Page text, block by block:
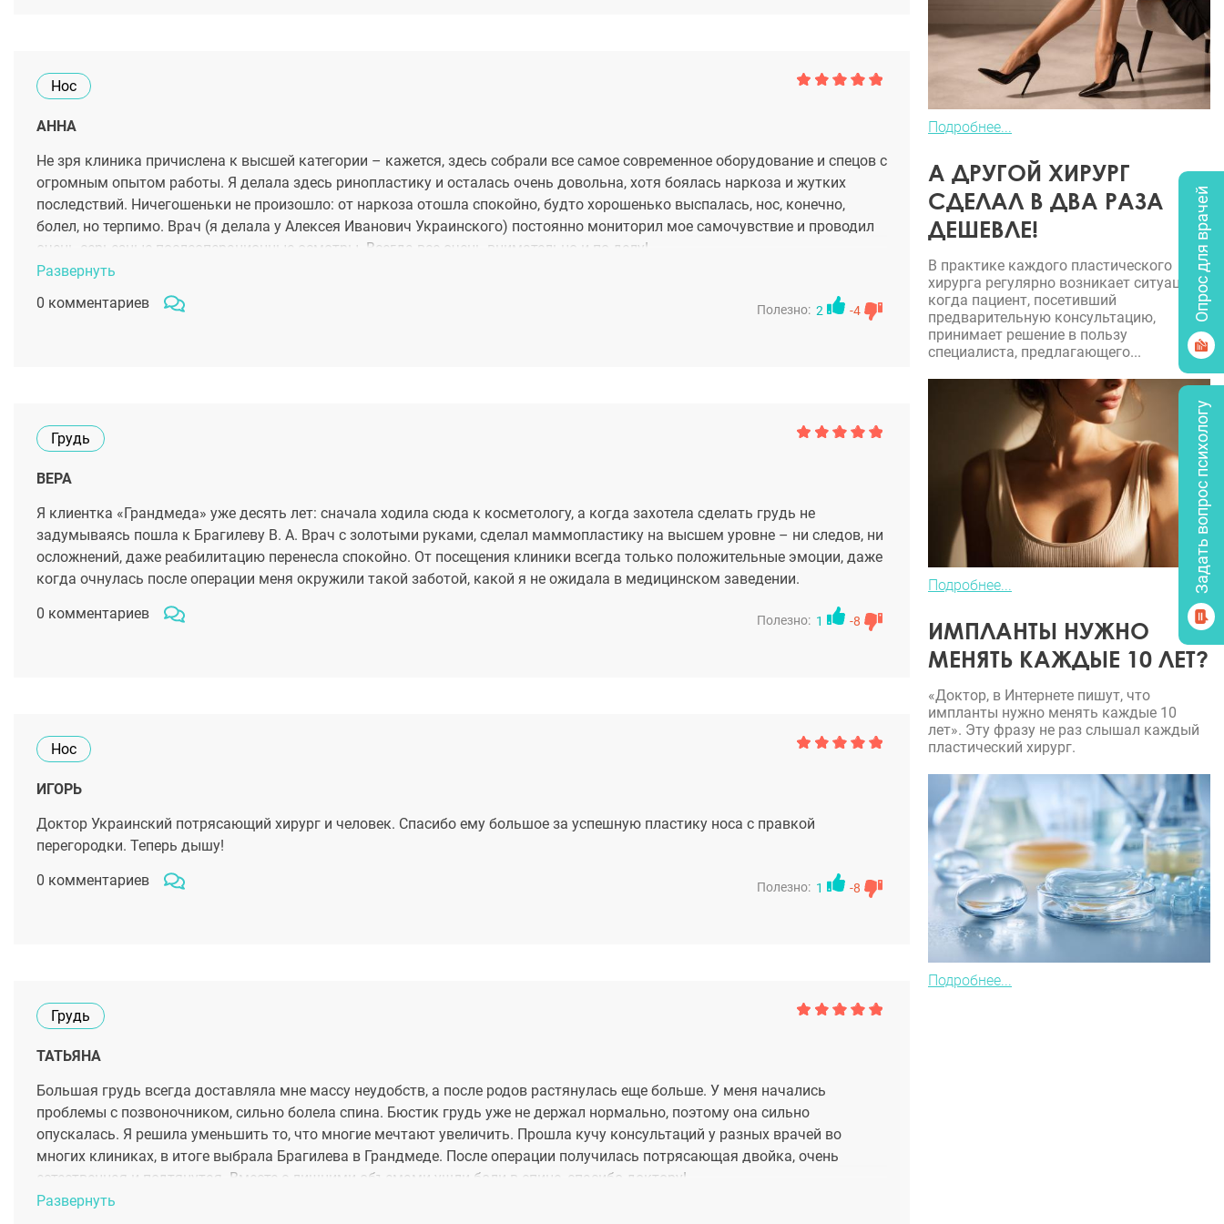
Нос
АННА
Не зря клиника причислена к высшей категории – кажется, здесь собрали все самое современное оборудование и спецов с
огромным опытом работы. Я делала здесь ринопластику и осталась очень довольна, хотя боялась наркоза и жутких
последствий. Ничегошеньки не произошло: от наркоза отошла спокойно, будто хорошенько выспалась, нос, конечно,
болел, но терпимо. Врач (я делала у Алексея Иванович Украинского) постоянно мониторил мое самочувствие и проводил
очень серьезные послеоперационные осмотры. Всегда все очень внимательно и по делу!
Развернуть
0 комментариев
Полезно: 2 -4
Грудь
ВЕРА
Я клиентка «Грандмеда» уже десять лет: сначала ходила сюда к косметологу, а когда захотела сделать грудь не
задумываясь пошла к Брагилеву В. А. Врач с золотыми руками, сделал маммопластику на высшем уровне – ни следов, ни
осложнений, даже реабилитацию перенесла спокойно. От посещения клиники всегда только положительные эмоции, даже
когда очнулась после операции меня окружили такой заботой, какой я не ожидала в медицинском заведении.
0 комментариев
Полезно: 1 -8
Нос
ИГОРЬ
Доктор Украинский потрясающий хирург и человек. Спасибо ему большое за успешную пластику носа с правкой
перегородки. Теперь дышу!
0 комментариев
Полезно: 1 -8
Грудь
ТАТЬЯНА
Большая грудь всегда доставляла мне массу неудобств, а после родов растянулась еще больше. У меня начались
проблемы с позвоночником, сильно болела спина. Бюстик грудь уже не держал нормально, поэтому она сильно
опускалась. Я решила уменьшить то, что многие мечтают увеличить. Прошла кучу консультаций у разных врачей во
многих клиниках, в итоге выбрала Брагилева в Грандмеде. После операции получилась потрясающая двойка, очень
естественная и подтянутая. Вместе с лишними объемами ушли боли в спине, спасибо доктору!
Развернуть
Подробнее...
А ДРУГОЙ ХИРУРГ
СДЕЛАЛ В ДВА РАЗА
ДЕШЕВЛЕ!
В практике каждого пластического
хирурга регулярно возникает ситуация,
когда пациент, посетивший
предварительную консультацию,
принимает решение в пользу
специалиста, предлагающего...
Подробнее...
ИМПЛАНТЫ НУЖНО
МЕНЯТЬ КАЖДЫЕ 10 ЛЕТ?
«Доктор, в Интернете пишут, что
импланты нужно менять каждые 10
лет». Эту фразу не раз слышал каждый
пластический хирург.
Подробнее...
Опрос для врачей
Задать вопрос психологу